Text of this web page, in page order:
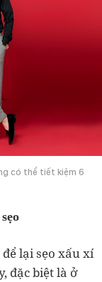
có thể tiết kiệm 6
lại sẹo xấu xí
đặc biệt là ở